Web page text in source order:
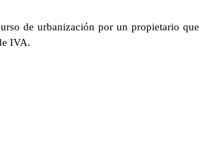
de urbanización por un propietario que
IVA.